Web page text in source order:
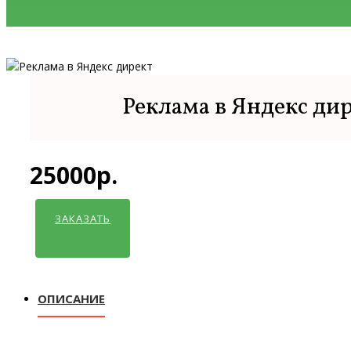
Реклама в Яндекс
25000р.
ЗАКАЗАТЬ
ОПИСАНИЕ